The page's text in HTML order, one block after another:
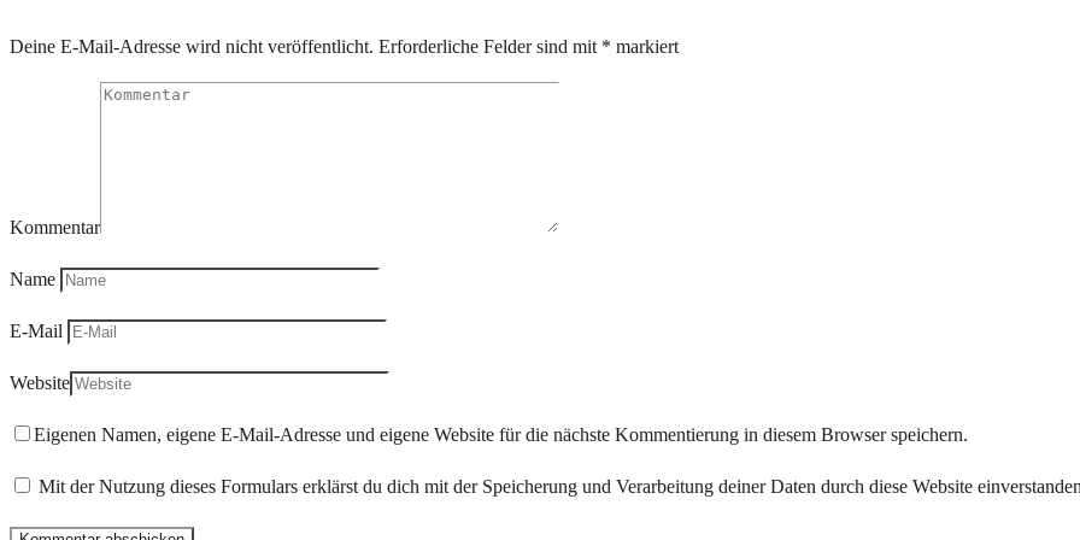
Deine E-Mail-Adresse wird nicht veröffentlicht. Erforderliche Felder sind mit * markiert
Kommentar
Name
E-Mail
Website
Eigenen Namen, eigene E-Mail-Adresse und eigene Website für die nächste Kommentierung in diesem Browser speichern.
Mit der Nutzung dieses Formulars erklärst du dich mit der Speicherung und Verarbeitung deiner Daten durch diese Website